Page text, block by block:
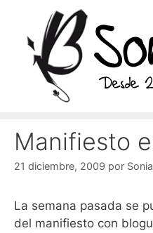
contenido
Manifiesto
21 diciembre, 2009 por
La semana pasada se
del manifiesto con